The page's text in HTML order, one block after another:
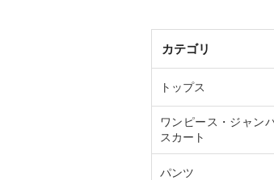
カテゴリ
トップス
ワンピース・ジャン
スカート
パンツ